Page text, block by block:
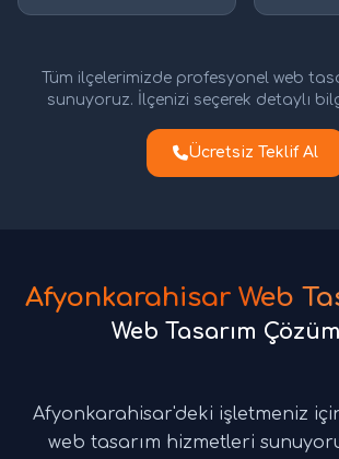
Tüm ilçelerimizde profesyonel web
sunuyoruz. İlçenizi seçerek detaylı
Ücretsiz Teklif Al
Afyonkarahisar Web
Web Tasarım
Afyonkarahisar'deki işletmeniz
web tasarım hizmetleri